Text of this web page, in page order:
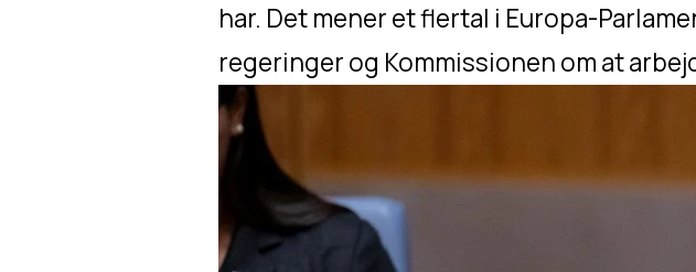
har. Det mener et flertal i Europa-
regeringer og Kommissionen om at